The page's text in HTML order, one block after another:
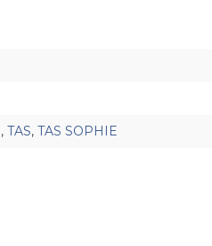
, TAS, TAS SOPHIE